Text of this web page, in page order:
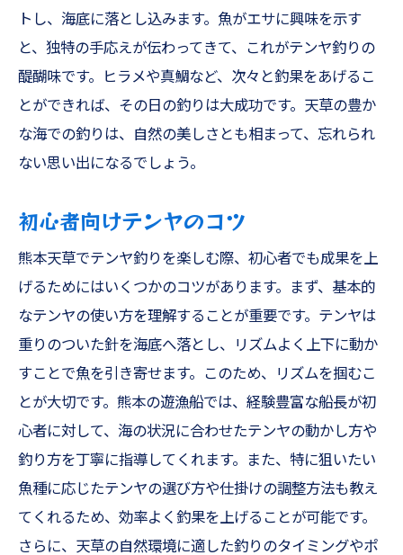
トし、海底に落とし込みます。魚がエサに興味を示す
と、独特の手応えが伝わってきて、これがテンヤ釣りの
醍醐味です。ヒラメや真鯛など、次々と釣果をあげるこ
とができれば、その日の釣りは大成功です。天草の豊か
な海での釣りは、自然の美しさとも相まって、忘れられ
ない思い出になるでしょう。
初心者向けテンヤのコツ
熊本天草でテンヤ釣りを楽しむ際、初心者でも成果を上
げるためにはいくつかのコツがあります。まず、基本的
なテンヤの使い方を理解することが重要です。テンヤは
重りのついた針を海底へ落とし、リズムよく上下に動か
すことで魚を引き寄せます。このため、リズムを掴むこ
とが大切です。熊本の遊漁船では、経験豊富な船長が初
心者に対して、海の状況に合わせたテンヤの動かし方や
釣り方を丁寧に指導してくれます。また、特に狙いたい
魚種に応じたテンヤの選び方や仕掛けの調整方法も教え
てくれるため、効率よく釣果を上げることが可能です。
さらに、天草の自然環境に適した釣りのタイミングやポ